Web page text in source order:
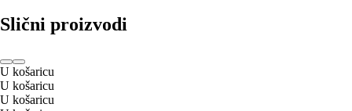
Slični proizvodi
U košaricu
U košaricu
U košaricu